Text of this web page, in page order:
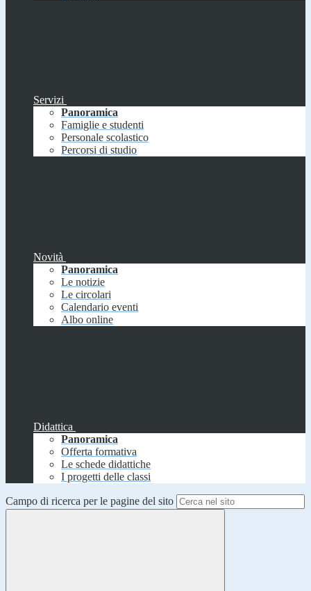
Servizi
Panoramica
Famiglie e studenti
Personale scolastico
Percorsi di studio
Novità
Panoramica
Le notizie
Le circolari
Calendario eventi
Albo online
Didattica
Panoramica
Offerta formativa
Le schede didattiche
I progetti delle classi
Campo di ricerca per le pagine del sito